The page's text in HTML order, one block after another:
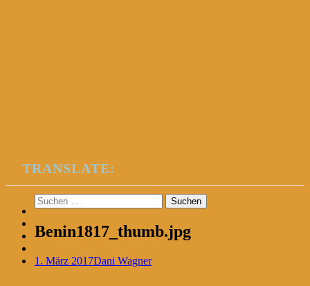
TRANSLATE:
Suchen
nach:
Benin1817_thumb.jpg
1. März 2017Dani Wagner